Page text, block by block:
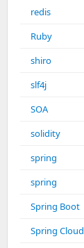
redis
Ruby
shiro
slf4j
SOA
solidity
spring
spring
Spring Boot
Spring Cloud